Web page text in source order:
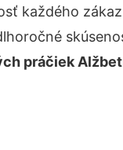
každého
práčiek